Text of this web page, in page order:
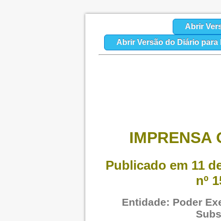
Abrir
Abrir Versão do Diário para
IMPRENSA
Publicado em 11
nº
Entidade: Poder